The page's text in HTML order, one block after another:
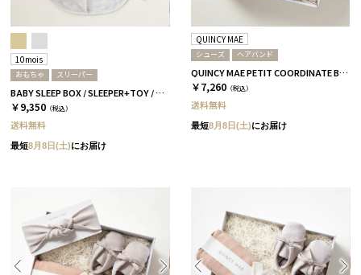
10mois
おもちゃ スリーパー
BABY SLEEP BOX / SLEEPER+TOY / グレー
￥9,350 （税込）
送料無料
最短8月8日(土)にお届け
QUINCY MAE
シューズ ヘアバンド
QUINCY MAE PETIT COORDINATE BOX
￥7,260 （税込）
送料無料
最短8月8日(土)にお届け